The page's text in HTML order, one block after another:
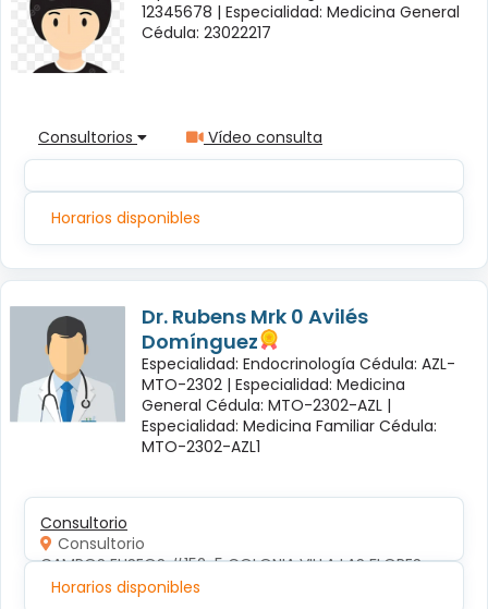
12345678 | Especialidad: Medicina General
Cédula: 23022217
Consultorios Vídeo consulta
Horarios disponibles
Dr. Rubens Mrk 0 Avilés
Domínguez
Especialidad: Endocrinología Cédula: AZL-
MTO-2302 | Especialidad: Medicina
General Cédula: MTO-2302-AZL |
Especialidad: Medicina Familiar Cédula:
MTO-2302-AZL1
Consultorio
Consultorio
CAMPOS ELISEOS #152-5 COLONIA VILLA LAS FLORES
Horarios disponibles